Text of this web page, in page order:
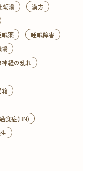
蛎湯
漢方
眠薬
睡眠障害
場
神経の乱れ
箱
過食症(BN)